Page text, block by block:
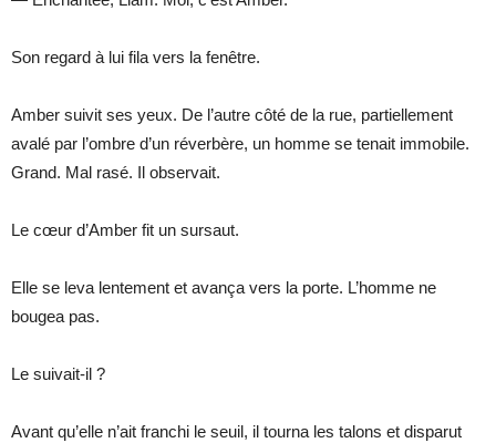
Son regard à lui fila vers la fenêtre.
Amber suivit ses yeux. De l’autre côté de la rue, partiellement
avalé par l’ombre d’un réverbère, un homme se tenait immobile.
Grand. Mal rasé. Il observait.
Le cœur d’Amber fit un sursaut.
Elle se leva lentement et avança vers la porte. L’homme ne
bougea pas.
Le suivait-il ?
Avant qu’elle n’ait franchi le seuil, il tourna les talons et disparut